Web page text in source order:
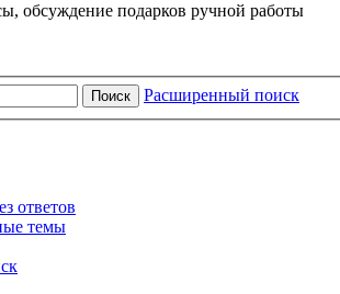
обсуждение подарков ручной работы
Поиск Расширенный поиск
ответов
темы